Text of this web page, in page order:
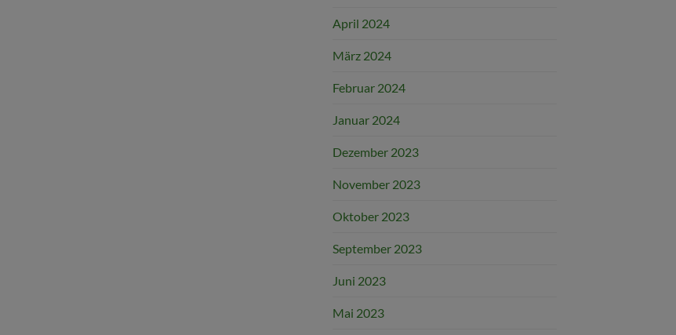
April 2024
März 2024
Februar 2024
Januar 2024
Dezember 2023
November 2023
Oktober 2023
September 2023
Juni 2023
Mai 2023